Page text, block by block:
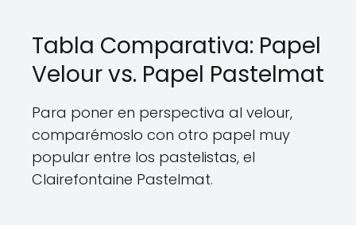
Tabla Comparativa: Papel
Velour vs. Papel Pastelmat
Para poner en perspectiva al velour,
comparémoslo con otro papel muy
popular entre los pastelistas, el
Clairefontaine Pastelmat.